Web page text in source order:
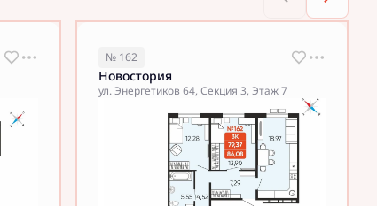
№ 162
Новостория
ул. Энергетиков 64, Секция 3, Этаж 7